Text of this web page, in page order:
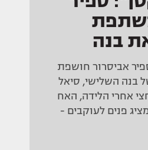
בנה
אביסרור חושפת
בנה השלישי, סיאל
אחרי הלידה, האח
פנים לעוקבים -